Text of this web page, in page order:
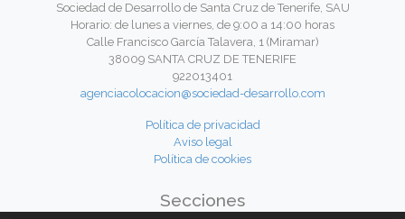
Sociedad de Desarrollo de Santa Cruz de Tenerife, SAU
Horario: de lunes a viernes, de 9:00 a 14:00 horas
Calle Francisco García Talavera, 1 (Miramar)
38009 SANTA CRUZ DE TENERIFE
922013401
agenciacolocacion@sociedad-desarrollo.com
Política de privacidad
Aviso legal
Política de cookies
Secciones